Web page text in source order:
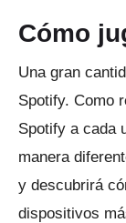
Cómo
Una gran
Spotify. Como
Spotify a cada
manera
y descubrirá
dispositivos